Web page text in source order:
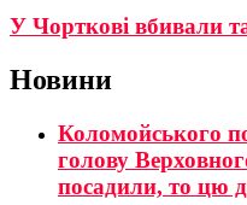
У Чорткові вбивали
Новини
Коломойського
голову
посадили, то цю